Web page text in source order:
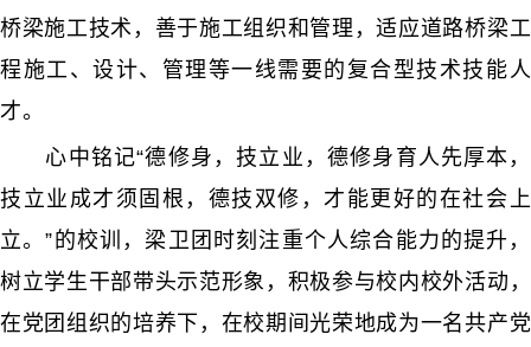
桥梁施工技术，善于施工组织和管理，适应道路桥梁工
程施工、设计、管理等一线需要的复合型技术技能人
才。
心中铭记“德修身，技立业，德修身育人先厚本，
技立业成才须固根，德技双修，才能更好的在社会上
立。”的校训，梁卫团时刻注重个人综合能力的提升，
树立学生干部带头示范形象，积极参与校内校外活动，
在党团组织的培养下，在校期间光荣地成为一名共产党